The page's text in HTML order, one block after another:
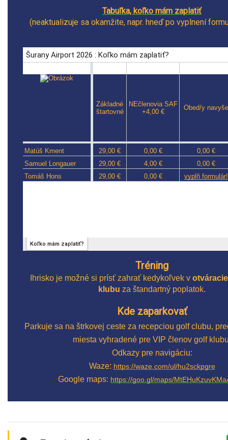
Tabuľka, koľko mám zaplatiť
(neaktualizuje sa okamžite, napr. hneď po vyplnení
Tréning
Ihrisko je možné si prísť zahrať kedykoľvek v
klubu za štandartný poplatok.
Kde zaparkovať
Parkuje sa na štrkovej ceste za recepciou golf clubu,
miesta vyhradené pre VIP členov golf
Odkazy pre navigáciu:
Waze: https://waze.com/ul/hu2sckpgre
Google maps: https://goo.gl/maps/